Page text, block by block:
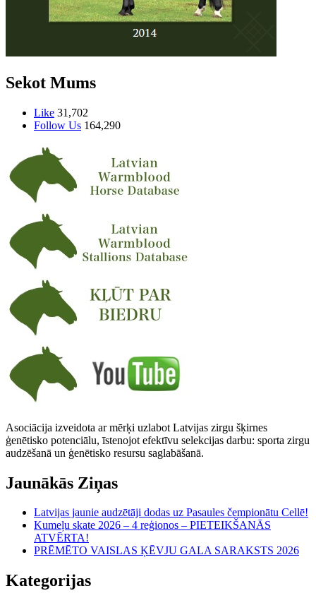
Sekot Mums
Like 31,702
Follow Us 164,290
Asociācija izveidota ar mērķi uzlabot Latvijas zirgu šķirnes
ģenētisko potenciālu, īstenojot efektīvu selekcijas darbu: sporta zirgu
audzēšanā un ģenētisko resursu saglabāšanā.
Jaunākās Ziņas
Latvijas jaunie audzētāji dodas uz Pasaules čempionātu Cellē!
Kumeļu skate 2026 – 4 reģionos – PIETEIKŠANĀS
ATVĒRTA!
PRĒMĒTO VAISLAS ĶĒVJU GALA SARAKSTS 2026
Kategorijas